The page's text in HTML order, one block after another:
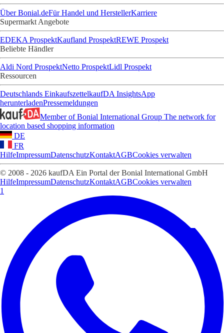
Über Bonial.deFür Handel und HerstellerKarriere
Supermarkt Angebote
EDEKA ProspektKaufland ProspektREWE Prospekt
Beliebte Händler
Aldi Nord ProspektNetto ProspektLidl Prospekt
Ressourcen
Deutschlands EinkaufszettelkaufDA InsightsApp
herunterladenPressemeldungen
Member of Bonial International Group The network for
location based shopping information
DE
FR
HilfeImpressumDatenschutzKontaktAGBCookies verwalten
© 2008 - 2026 kaufDA Ein Portal der Bonial International GmbH
HilfeImpressumDatenschutzKontaktAGBCookies verwalten
1